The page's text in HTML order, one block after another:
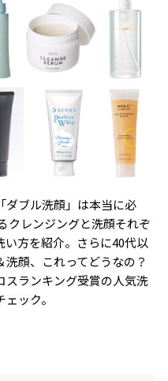
ダブル洗顔」は本当に必
クレンジングと洗顔それぞ
方を紹介。さらに40代以
顔、これってどうなの？
スランキング受賞の人気洗
ック。